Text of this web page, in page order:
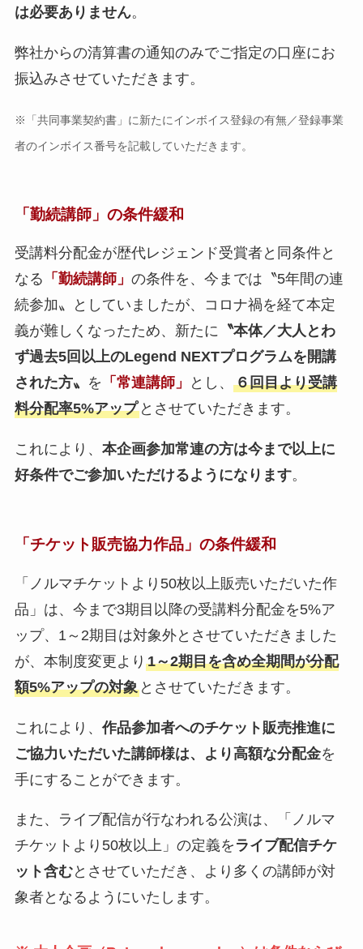
は必要ありません。
弊社からの清算書の通知のみでご指定の口座にお
振込みさせていただきます。
※「共同事業契約書」に新たにインボイス登録の有無／登録事業
者のインボイス番号を記載していただきます。
「勤続講師」の条件緩和
受講料分配金が歴代レジェンド受賞者と同条件と
なる 「勤続講師」 の条件を、今までは〝5年間の連
続参加〟としていましたが、コロナ禍を経て本定
義が難しくなったため、新たに 〝本体／大人とわ
ず過去5回以上のLegend NEXTプログラムを開講
された方〟 を 「常連講師」 とし、 ６回目より受講
料分配率5%アップとさせていただきます。
これにより、 本企画参加常連の方は今まで以上に
好条件でご参加いただけるようになります。
「チケット販売協力作品」の条件緩和
「ノルマチケットより50枚以上販売いただいた作
品」は、今まで3期目以降の受講料分配金を5%ア
ップ、1～2期目は対象外とさせていただきました
が、本制度変更より 1～2期目を含め全期間が分配
額5%アップの対象とさせていただきます。
これにより、 作品参加者へのチケット販売推進に
ご協力いただいた講師様は、より高額な分配金を
手にすることができます。
また、ライブ配信が行なわれる公演は、「ノルマ
チケットより50枚以上」の定義を ライブ配信チケ
ット含むとさせていただき、より多くの講師が対
象者となるようにいたします。